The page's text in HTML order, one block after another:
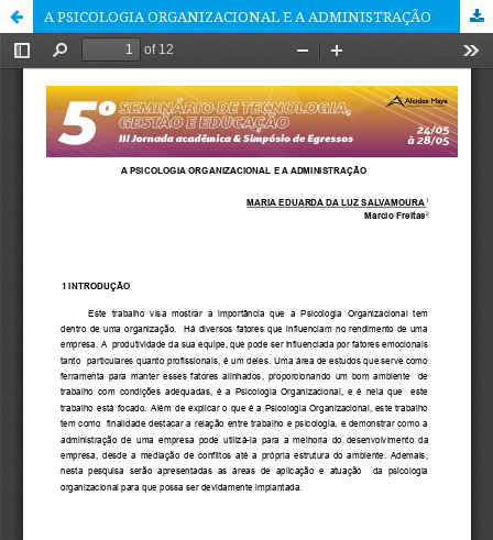
A PSICOLOGIA ORGANIZACIONAL E A ADMINISTRAÇÃO